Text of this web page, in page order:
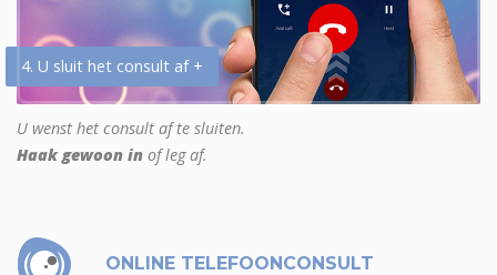
4. U sluit het consult af +
U wenst het consult af te sluiten.
Haak gewoon in of leg af.
ONLINE TELEFOONCONSULT